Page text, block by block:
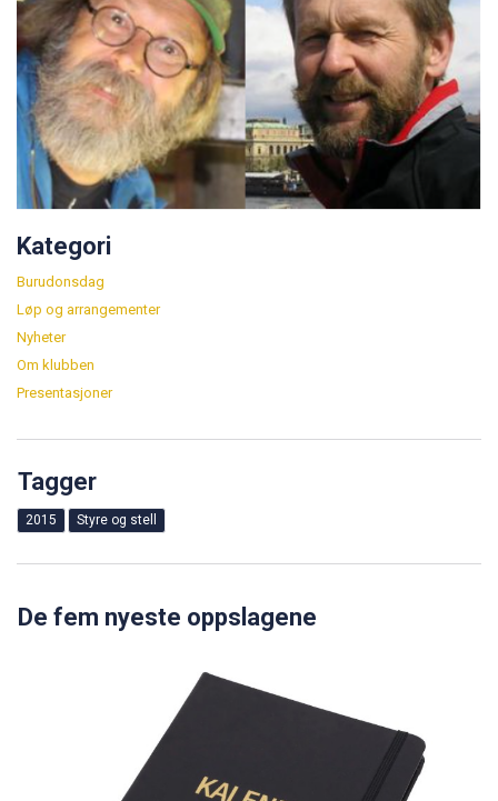
Kategori
Burudonsdag
Løp og arrangementer
Nyheter
Om klubben
Presentasjoner
Tagger
2015 Styre og stell
De fem nyeste oppslagene